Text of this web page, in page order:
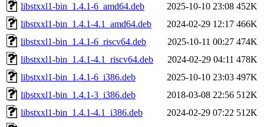
libstxxl1-bin_1.4.1-6_amd64.deb
2025-10-10 23:08 452K
libstxxl1-bin_1.4.1-4.1_amd64.deb
2024-02-29 12:17 466K
libstxxl1-bin_1.4.1-6_riscv64.deb
2025-10-11 00:27 474K
libstxxl1-bin_1.4.1-4.1_riscv64.deb
2024-02-29 04:11 478K
libstxxl1-bin_1.4.1-6_i386.deb
2025-10-10 23:03 497K
libstxxl1-bin_1.4.1-3_i386.deb
2018-03-08 22:56 512K
libstxxl1-bin_1.4.1-4.1_i386.deb
2024-02-29 07:22 512K